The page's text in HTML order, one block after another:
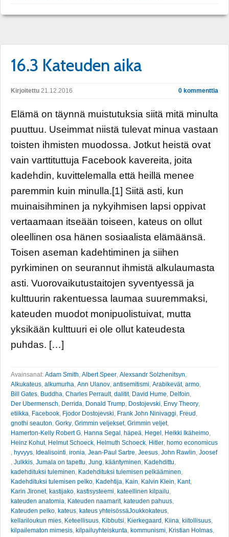
16.3 Kateuden aika
Kirjoitettu 21.12.2016 0 kommenttia
Elämä on täynnä muistutuksia siitä mitä minulta
puuttuu. Useimmat niistä tulevat minua vastaan
toisten ihmisten muodossa. Jotkut heistä ovat
vain varttituttuja Facebook kavereita, joita
kadehdin, kuvittelemalla että heillä menee
paremmin kuin minulla.[1] Siitä asti, kun
muinaisihminen ja nykyihmisen lapsi oppivat
vertaamaan itseään toiseen, kateus on ollut
oleellinen osa hänen sosiaalista elämäänsä.
Toisen aseman kadehtiminen ja siihen
pyrkiminen on seurannut ihmistä alkulaumasta
asti. Vuorovaikutustaitojen syventyessä ja
kulttuurin rakentuessa laumaa suuremmaksi,
kateuden muodot monipuolistuivat, mutta
yksikään kulttuuri ei ole ollut kateudesta
puhdas. […]
Avainsanat: Adam Smith, Albert Speer, Alexsandr Solzhenitsyn,
Alkukateus, alkumurha, Ann Ulanov, antisemitismi, Arabikevät, armo,
Bill Gates, Buddha, Charles Perrault, dalitit, David Hume, Delfoin,
Der Ubermensch, Derrida, Donald Trump, Dostojevski, Envy Theory,
etiikka, Facebook, Fjodor Dostojevski, Frank John Ninivaggi, Freud ,
gnothi seauton, Gorky, Grimmin veljekset, Grimmin veljet,
Hamerton-Kelly Robert G, Hanna Segal , häpeä, Hegel , Heikki Ikäheimo,
Heinz Kohut, Helmut Schoeck, Helmuth Schoeck, Hitler, homo economicus
, hyvyys, Idealisointi, ironia, Jean-Paul Sartre, Jeesus, John Rawlin, Joosef
, Julkkis, Jumala on tapettu, Jung, kääntyminen, Kadehdittu,
kadehdituksi tuleminen, Kadehdituksi tulemisen pelkääminen,
Kadehdituksi tulemisen pelko, Kadehtija, Kain, Kalvin Klein, Kant,
Karin Jironet, kastijako, kastisysteemi, kateellinen kilpailu,
kateuden anatomia, Kateuden naamarit, kateuden pahuus,
Kateuden pelko, kateus, kateus yhteisössäJoukkokateus,
kellariloukun mies, Keteellisuus, Kibbutsi, Kierkegaard , Kiina, kiitollisuus,
kilpailematon mimesis, kilpailuyhteiskunta, kommunismi, Kristian Holmas,